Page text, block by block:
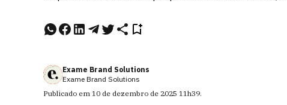
Exame Brand Solutions
Exame Brand Solutions
Publicado em 10 de dezembro de 2025 11h39.